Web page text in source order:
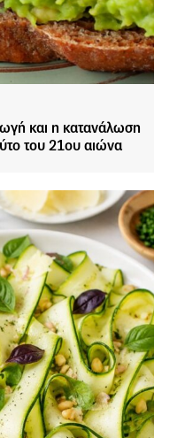
και η κατανάλωση
του 21ου αιώνα